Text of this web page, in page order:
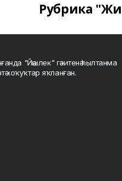
Рубрика
"Йәшлек" гәзитенә һылтанма
хоҡуҡтар яҡланған.